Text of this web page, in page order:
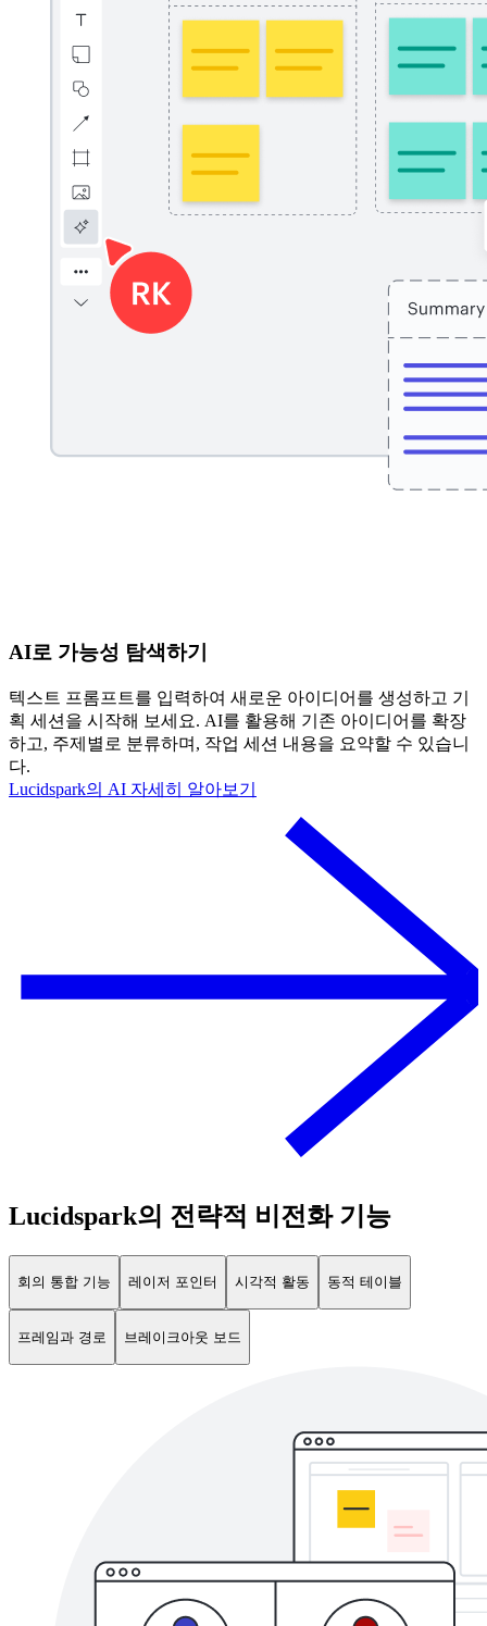
AI로 가능성 탐색하기
텍스트 프롬프트를 입력하여 새로운 아이디어를 생성하고 기
획 세션을 시작해 보세요. AI를 활용해 기존 아이디어를 확장
하고, 주제별로 분류하며, 작업 세션 내용을 요약할 수 있습니
다.
Lucidspark의 AI 자세히 알아보기
Lucidspark의 전략적 비전화 기능
회의 통합 기능 레이저 포인터 시각적 활동 동적 테이블
프레임과 경로 브레이크아웃 보드